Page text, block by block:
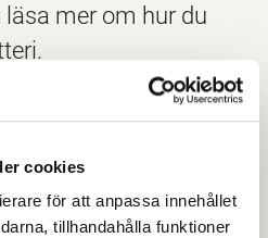
cookies
för att anpassa innehållet
tillhandahålla funktioner
mer om hur du